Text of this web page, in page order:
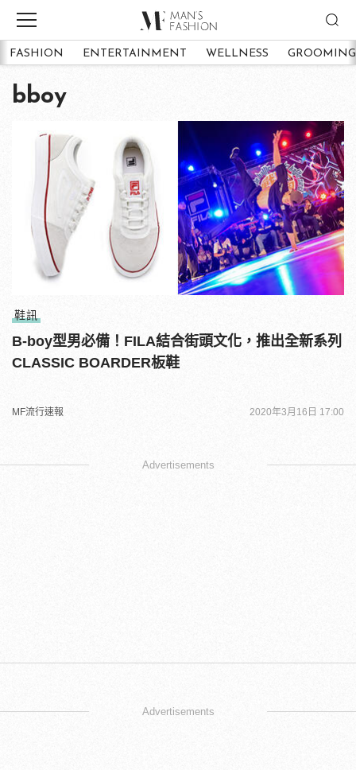
FASHION ENTERTAINMENT WELLNESS GROOMING
bboy
鞋訊
B-boy型男必備！FILA結合街頭文化，推出全新系列
CLASSIC BOARDER板鞋
MF流行速報 2020年3月16日 17:00
Advertisements
Advertisements